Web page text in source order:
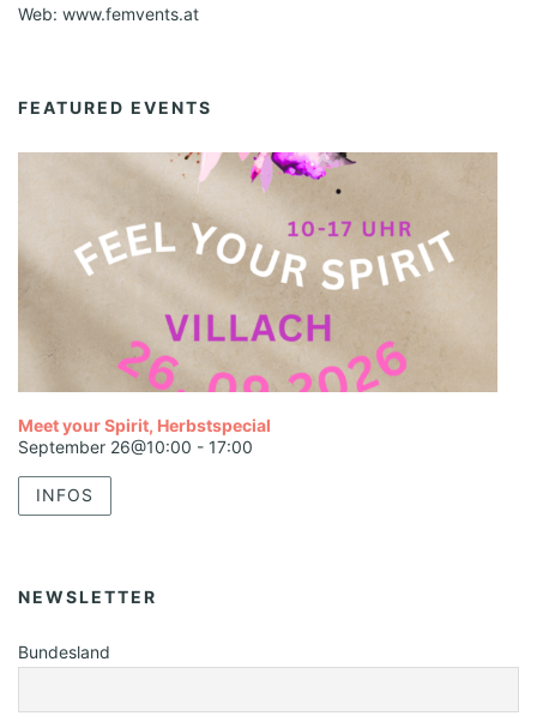
Web: www.femvents.at
FEATURED EVENTS
Meet your Spirit, Herbstspecial
September 26@10:00 - 17:00
INFOS
NEWSLETTER
Bundesland